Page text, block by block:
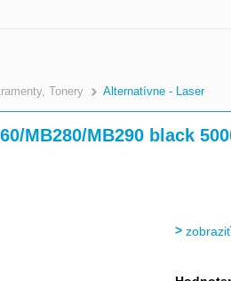
Tonery >
Alternatívne - Laser
MB280/MB290 black